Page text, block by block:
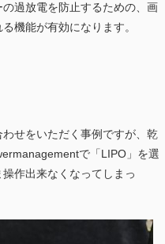
過放電を防止するための、画
機能が有効になります。
せをいただく事例ですが、乾
で「LIPO」を選
作出来なくなってしまっ